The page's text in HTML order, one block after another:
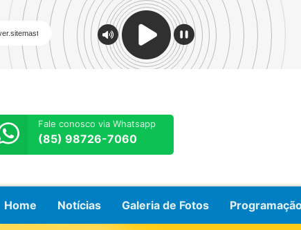
Fale conosco via Whatsapp
(85) 98726-7060
Home Notícias Galeria de Fotos